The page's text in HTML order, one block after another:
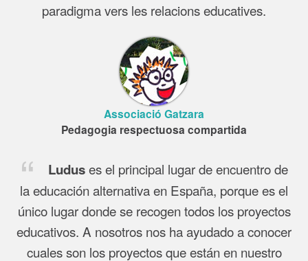
paradigma vers les relacions educatives.
Associació Gatzara
Pedagogia respectuosa compartida
Luduses el principal lugar de encuentro de
la educación alternativa en España, porque es el
único lugar donde se recogen todos los proyectos
educativos. A nosotros nos ha ayudado a conocer
cuales son los proyectos que están en nuestro